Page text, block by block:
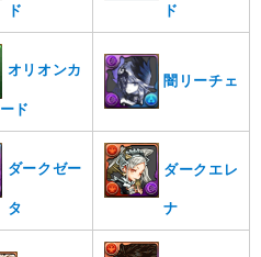
ド ド
オリオンカ
ード
闇リーチェ
ダークゼー
タ
ダークエレ
ナ